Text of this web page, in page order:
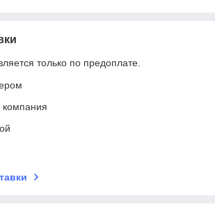
только по предоплате.
компания